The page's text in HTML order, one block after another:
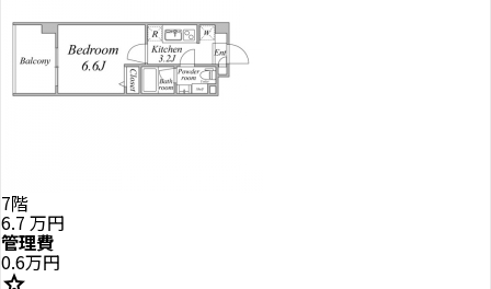
7階
6.7 万円
管理費
0.6万円